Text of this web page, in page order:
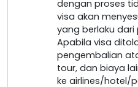
dengan proses
visa akan
yang berlaku dari
Apabila visa
pengembalian
tour, dan biaya
ke airlines/hotel/